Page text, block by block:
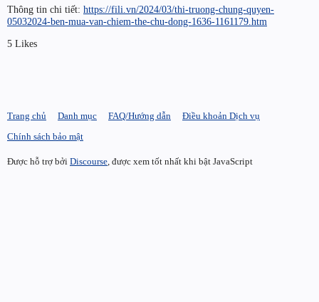
Thông tin chi tiết: https://fili.vn/2024/03/thi-truong-chung-quyen-
05032024-ben-mua-van-chiem-the-chu-dong-1636-1161179.htm
5 Likes
Trang chủ Danh mục FAQ/Hướng dẫn
Điều khoản Dịch vụ
Chính sách bảo mật
Được hỗ trợ bởi Discourse, được xem tốt nhất khi bật JavaScript